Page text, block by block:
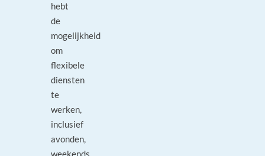
hebt
de
mogelijkheid
om
flexibele
diensten
te
werken,
inclusief
avonden,
weekends